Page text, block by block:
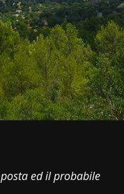
ed il probabile